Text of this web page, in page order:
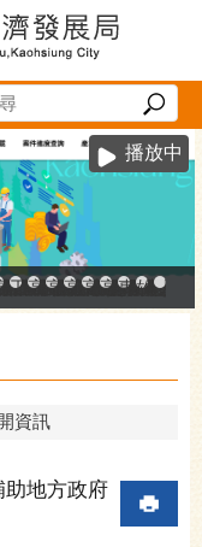
播放中
級輔導網站
園區
辦系統
訊平台
產業園區服務中心
商業登記主題網
市友善商家
雄市政府經濟發展局-
工業管線防災教育資
高雄市綠能管理資
高雄市綠能管理
高雄淨零商轉
高雄招商網
高雄會展網
專刊『雄
雄心高
「我
資訊
助地方政府